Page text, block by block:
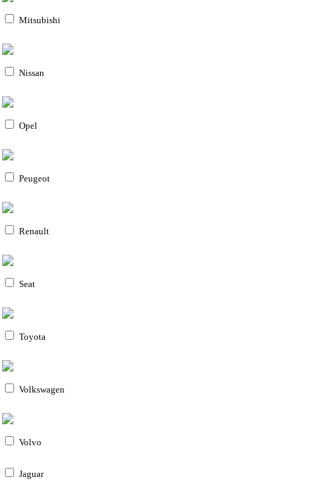
Mitsubishi
Nissan
Opel
Peugeot
Renault
Seat
Toyota
Volkswagen
Volvo
Jaguar